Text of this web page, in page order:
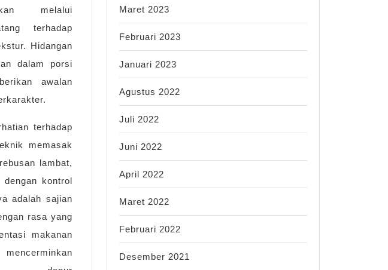
melalui
terhadap
Hidangan
dalam porsi
awalan
terhadap
memasak
lambat,
kontrol
adalah sajian
rasa yang
makanan
Maret 2023
Februari 2023
Januari 2023
Agustus 2022
Juli 2022
Juni 2022
April 2022
Maret 2022
Februari 2022
Desember 2021